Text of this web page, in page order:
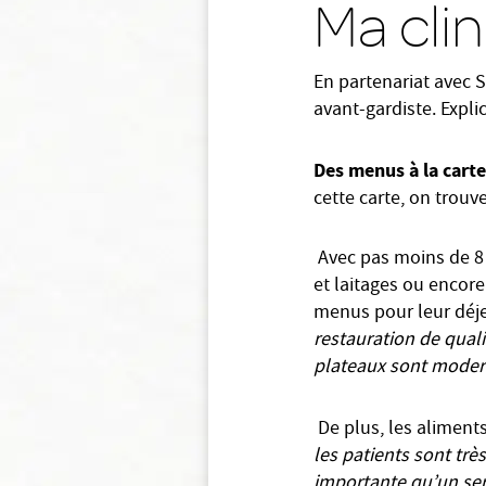
Ma
En partenariat avec
avant-gardiste.
Des menus à la
cette carte, on
Avec pas moins de
et laitages ou
menus pour leur
restauration de
plateaux sont
De plus, les
les patients sont